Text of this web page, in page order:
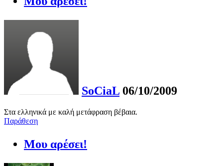
SoCiaL 06/10/2009
Στα ελληνικά με καλή μετάφραση βέβαια.
Παράθεση
Μου αρέσει!